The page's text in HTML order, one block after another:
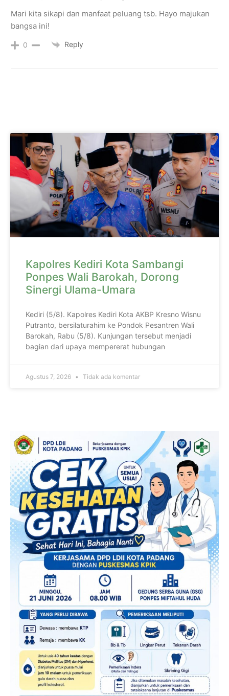
Mari kita sikapi dan manfaat peluang tsb. Hayo majukan
bangsa ini!
0 Reply
Kapolres Kediri Kota Sambangi
Ponpes Wali Barokah, Dorong
Sinergi Ulama-Umara
Kediri (5/8). Kapolres Kediri Kota AKBP Kresno Wisnu
Putranto, bersilaturahim ke Pondok Pesantren Wali
Barokah, Rabu (5/8). Kunjungan tersebut menjadi
bagian dari upaya mempererat hubungan
Agustus 7, 2026 Tidak ada komentar